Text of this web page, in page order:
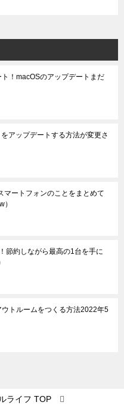
！macOSのアップデートまだ
アップデートする方法が変更さ
マートフォンのことをまとめて
）
節約しながら最高の1台を手に
トルームをつくる方法2022年5
ライフ TOP